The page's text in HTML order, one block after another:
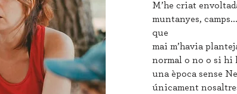
M’he criat
muntanyes,
que
mai m’havia
normal o no o si hi
una època sense
únicament